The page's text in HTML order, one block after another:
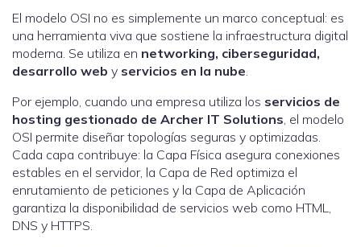
El modelo OSI no es simplemente un marco conceptual: es
una herramienta viva que sostiene la infraestructura digital
moderna. Se utiliza en networking, ciberseguridad,
desarrollo web y servicios en la nube.
Por ejemplo, cuando una empresa utiliza los servicios de
hosting gestionado de Archer IT Solutions, el modelo
OSI permite diseñar topologías seguras y optimizadas.
Cada capa contribuye: la Capa Física asegura conexiones
estables en el servidor, la Capa de Red optimiza el
enrutamiento de peticiones y la Capa de Aplicación
garantiza la disponibilidad de servicios web como HTML,
DNS y HTTPS.